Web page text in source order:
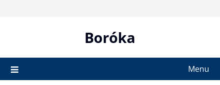
Boróka
Menu